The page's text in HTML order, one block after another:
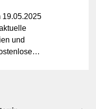
19.05.2025
und